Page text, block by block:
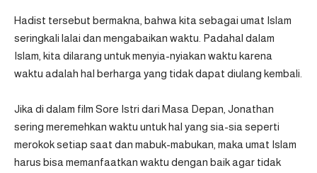
Hadist tersebut bermakna, bahwa kita sebagai umat Islam
seringkali lalai dan mengabaikan waktu. Padahal dalam
Islam, kita dilarang untuk menyia-nyiakan waktu karena
waktu adalah hal berharga yang tidak dapat diulang kembali.
Jika di dalam film Sore Istri dari Masa Depan, Jonathan
sering meremehkan waktu untuk hal yang sia-sia seperti
merokok setiap saat dan mabuk-mabukan, maka umat Islam
harus bisa memanfaatkan waktu dengan baik agar tidak